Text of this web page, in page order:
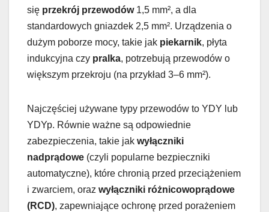
się przekrój przewodów1,5 mm², a dla
standardowych gniazdek 2,5 mm². Urządzenia o
dużym poborze mocy, takie jak piekarnik, płyta
indukcyjna czy pralka, potrzebują przewodów o
większym przekroju (na przykład 3–6 mm²).
Najczęściej używane typy przewodów to YDY lub
YDYp. Równie ważne są odpowiednie
zabezpieczenia, takie jak wyłączniki
nadprądowe (czyli popularne bezpieczniki
automatyczne), które chronią przed przeciążeniem
i zwarciem, oraz wyłączniki różnicowoprądowe
(RCD), zapewniające ochronę przed porażeniem